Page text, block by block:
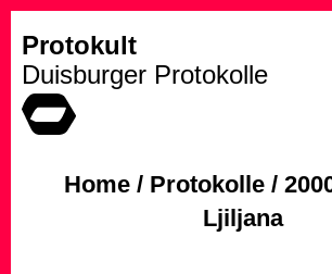
to
Protokult
Duisburger Protokolle
Home/ Protokolle/
Ljiljana